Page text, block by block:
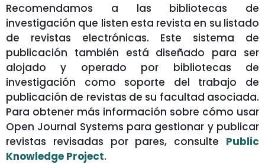
Recomendamos a las bibliotecas de
investigación que listen esta revista en su listado
de revistas electrónicas. Este sistema de
publicación también está diseñado para ser
alojado y operado por bibliotecas de
investigación como soporte del trabajo de
publicación de revistas de su facultad asociada.
Para obtener más información sobre cómo usar
Open Journal Systems para gestionar y publicar
revistas revisadas por pares, consulte Public
Knowledge Project.